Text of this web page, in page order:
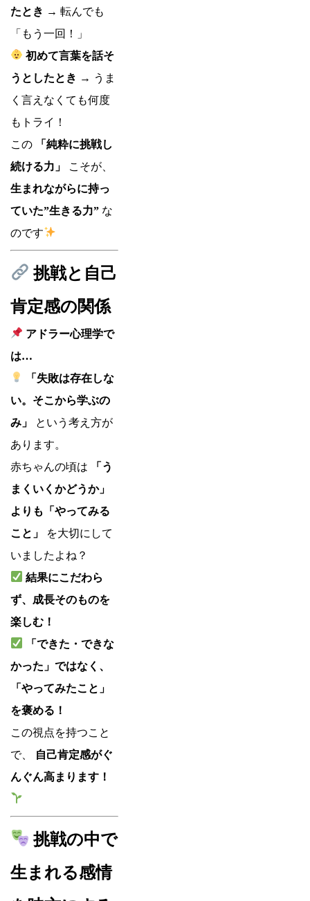
たとき → 転んでも
「もう一回！」
初めて言葉を話そ
うとしたとき → うま
く言えなくても何度
もトライ！
この
「純粋に挑戦し
続ける力」
こそが、
生まれながらに持っ
ていた”生きる力” な
のです
挑戦と自己
肯定感の関係
アドラー心理学で
は…
「失敗は存在しな
い。そこから学ぶの
み」
という考え方が
あります。
赤ちゃんの頃は
「う
まくいくかどうか」
よりも「やってみる
こと」
を大切にして
いましたよね？
結果にこだわら
ず、成長そのものを
楽しむ！
「できた・できな
かった」ではなく、
「やってみたこと」
を褒める！
この視点を持つこと
で、
自己肯定感がぐ
んぐん高まります！
挑戦の中で
生まれる感情